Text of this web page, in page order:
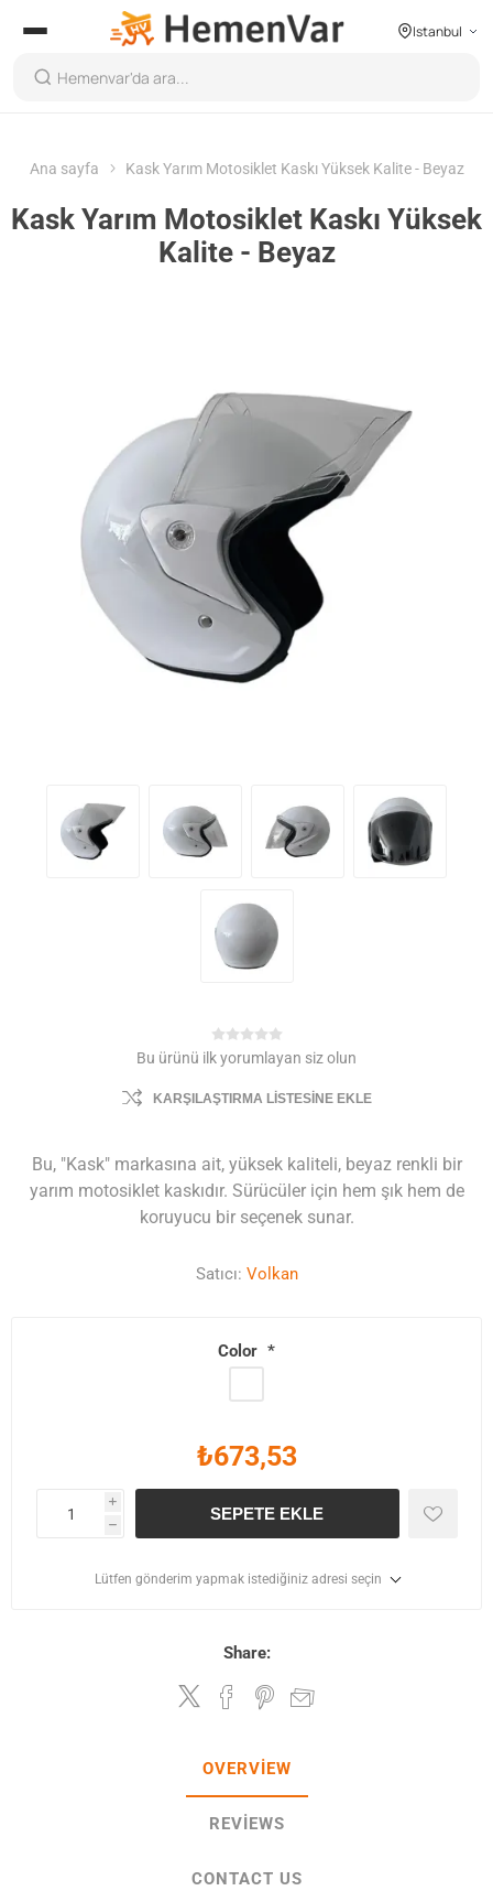
Istanbul
Ana sayfa Kask Yarım Motosiklet Kaskı Yüksek Kalite - Beyaz
Kask Yarım Motosiklet Kaskı Yüksek
Kalite - Beyaz
Bu ürünü ilk yorumlayan siz olun
KARŞILAŞTIRMA LISTESINE EKLE
Bu, "Kask" markasına ait, yüksek kaliteli, beyaz renkli bir
yarım motosiklet kaskıdır. Sürücüler için hem şık hem de
koruyucu bir seçenek sunar.
Satıcı: Volkan
Color *
₺673,53
i
h
SEPETE EKLE
Lütfen gönderim yapmak istediğiniz adresi seçin
Share:
OVERVIEW
REVIEWS
CONTACT US